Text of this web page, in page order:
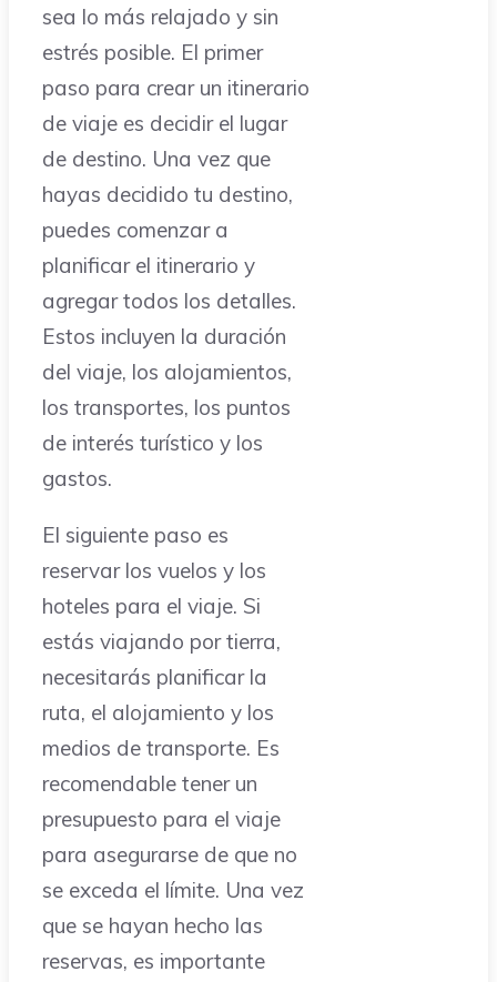
sea lo más relajado y sin
estrés posible. El primer
paso para crear un itinerario
de viaje es decidir el lugar
de destino. Una vez que
hayas decidido tu destino,
puedes comenzar a
planificar el itinerario y
agregar todos los detalles.
Estos incluyen la duración
del viaje, los alojamientos,
los transportes, los puntos
de interés turístico y los
gastos.
El siguiente paso es
reservar los vuelos y los
hoteles para el viaje. Si
estás viajando por tierra,
necesitarás planificar la
ruta, el alojamiento y los
medios de transporte. Es
recomendable tener un
presupuesto para el viaje
para asegurarse de que no
se exceda el límite. Una vez
que se hayan hecho las
reservas, es importante